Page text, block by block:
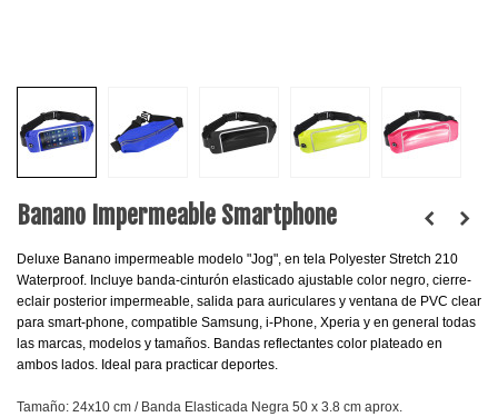
Banano Impermeable Smartphone
Deluxe Banano impermeable modelo "Jog", en tela Polyester Stretch 210
Waterproof. Incluye banda-cinturón elasticado ajustable color negro, cierre-
eclair posterior impermeable, salida para auriculares y ventana de PVC clear
para smart-phone, compatible Samsung, i-Phone, Xperia y en general todas
las marcas, modelos y tamaños. Bandas reflectantes color plateado en
ambos lados. Ideal para practicar deportes.
Tamaño: 24x10 cm / Banda Elasticada Negra 50 x 3.8 cm aprox.